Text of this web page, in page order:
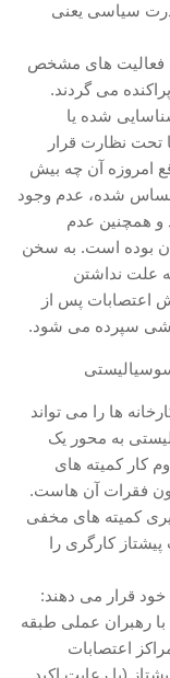
سیاسی یعنی
فعالیت های مشخص
می گردند.
شده یا
تحت نظارت قرار
امروزه آن چه بیش
شده، عدم وجود
و همچنین عدم
بوده است. به سخن
علت نداشتن
اعتصابات پس از
سپرده می شود.
ها را می تواند
به محور یک
کار کمیته های
فقرات آن هاست.
کمیته های مخفی
کارگری را
خود قرار می دهند:
با رهبران عملی طبقه
اعتصابات
(با رعایت اکید